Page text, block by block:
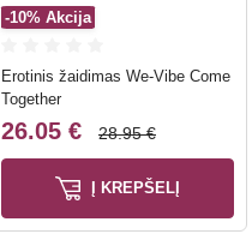
-10% Akcija
Erotinis žaidimas We-Vibe Come
Together
26.05 € 28.95 €
Į KREPŠELĮ